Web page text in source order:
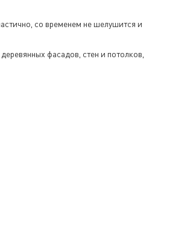
со временем не шелушится и
фасадов, стен и потолков,